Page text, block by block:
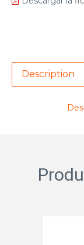
Description